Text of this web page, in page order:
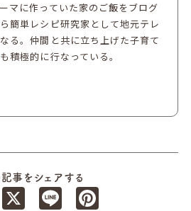
マに作っていた家のご飯をブログ
簡単レシピ研究家として地元テレ
る。仲間と共に立ち上げた子育て
積極的に行なっている。
記事をシェアする
Facebook
Line